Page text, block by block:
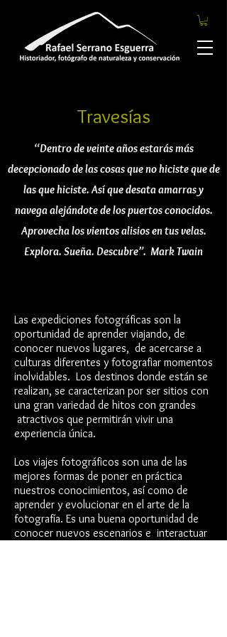
Travesías
“Dentro de veinte años estarás más
decepcionado de las cosas que no hiciste que de
las que hiciste. Así que desata amarras y
navega alejándote de los puertos conocidos.
Aprovecha los vientos alisios en tus velas.
Explora. Sueña. Descubre”. Mark Twain
Las expediciones fotográficas son la
oportunidad de aprender viajando, de
conocer nuevos lugares, de acercarse a
culturas diferentes y fotografiar momentos
inolvidables. Los destinos donde están se
realizan, se caracterizan por ser sitios con
una gran variedad de hitos con grandes
atractivos que permitirán vivir una
experiencia única.
Los viajes fotográficos son una de las
mejores formas de poner en práctica
nuestros conocimientos, así como de
aprender y evolucionar en el arte de la
fotografía. Es una buena oportunidad de
conocer nuevos escenarios e interactuar